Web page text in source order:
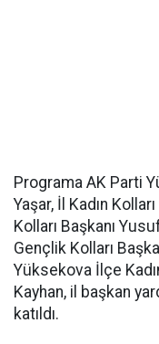
Programa AK Parti
Yaşar, İl Kadın
Kolları Başkanı
Gençlik Kolları
Yüksekova İlçe
Kayhan, il başkan
katıldı.